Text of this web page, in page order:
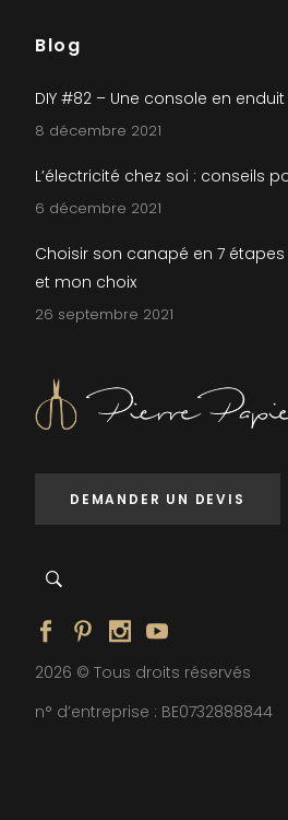
Blog
DIY #82 – Une console en enduit
8 décembre 2021
L’électricité chez soi : conseils
6 décembre 2021
Choisir son canapé en 7 étapes
et mon choix
26 septembre 2021
DEMANDER UN DEVIS
2026 © Tous droits réservés
n° d’entreprise : BE0732888844